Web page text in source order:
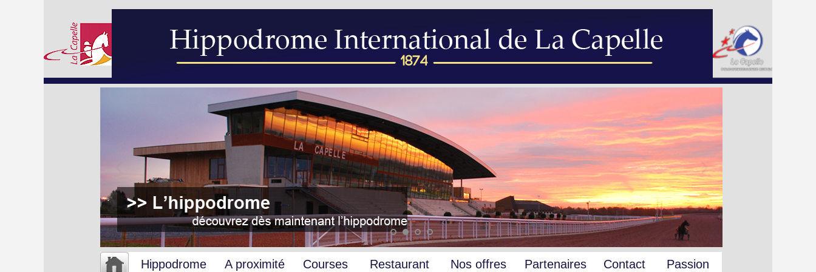
Hippodrome A proximité Courses Restaurant Nos offres Partenaires Contact Passion